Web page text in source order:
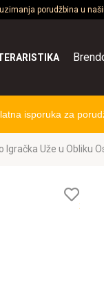
porudžbina u
isporuka za
Igračka Uže u Obliku
želja